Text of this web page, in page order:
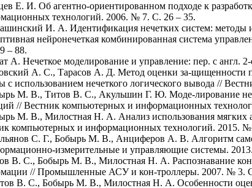
Е. И. Об агентно-ориентированном подходе к
технологий. 2006. № 7. С. 26 – 35.
И. А. Идентификация нечетких систем:
нейронечеткая комбинированная система
– 88.
А. Нечеткое моделирование и управление: пер. с
А. С., Тарасов А. Д. Метод оценки за-щищенности
с использованием нечеткого логического вывода //
М. В., Титов В. С., Акульшин Г. Ю. Моде-лирование
// Вестник компьютерных и информационных
М. В., Милостная Н. А. Анализ использования мягких
компьютерных и информационных технологий. 2015.
С. Г., Бобырь М. В., Анциферов А. В. Алгоритм
измерительные и управляющие системы.
В. С., Бобырь М. В., Милостная Н. А. Распознавание
// Промышленные АСУ и кон-троллеры. 2007. № 3.
В. С., Бобырь М. В., Милостная Н. А. Особенности